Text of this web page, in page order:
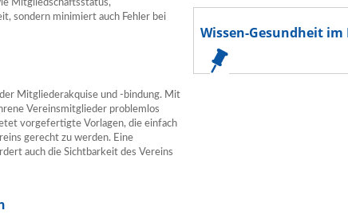
Mitgliedschaftsstatus,
sondern minimiert auch Fehler bei
Mitgliederakquise und -bindung. Mit
Vereinsmitglieder problemlos
vorgefertigte Vorlagen, die einfach
gerecht zu werden. Eine
auch die Sichtbarkeit des Vereins
Wissen-Gesundheit im